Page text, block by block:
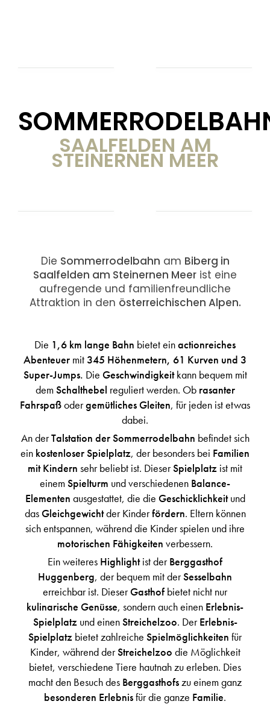
SAALFELDEN AM
STEINERNEN MEER
Die Sommerrodelbahn am Biberg in
Saalfelden am Steinernen Meer ist eine
aufregende und familienfreundliche
Attraktion in den österreichischen Alpen.
Die 1,6 km lange Bahn bietet einactionreiches
Abenteuer mit 345 Höhenmetern, 61 Kurven und 3
Super-Jumps. Die Geschwindigkeitkann bequem mit
demSchalthebel reguliert werden. Ob rasanter
Fahrspaßodergemütliches Gleiten, für jeden ist etwas
dabei.
An derTalstation der Sommerrodelbahn befindet sich
ein kostenloserSpielplatz, der besonders bei Familien
mit Kindern sehr beliebt ist. DieserSpielplatz ist mit
einemSpielturm und verschiedenen Balance-
Elementen ausgestattet, die die Geschicklichkeitund
dasGleichgewichtder Kinderfördern. Eltern können
sich entspannen, während die Kinder spielen und ihre
motorischen Fähigkeiten verbessern.
Ein weiteres Highlightist derBerggasthof
Huggenberg, der bequem mit derSesselbahn
erreichbar ist. DieserGasthof bietet nicht nur
kulinarische Genüsse, sondern auch einen Erlebnis-
Spielplatzund einenStreichelzoo. DerErlebnis-
Spielplatz bietet zahlreiche Spielmöglichkeiten für
Kinder, während derStreichelzoo die Möglichkeit
bietet, verschiedene Tiere hautnah zu erleben. Dies
macht den Besuch des Berggasthofs zu einem ganz
besonderen Erlebnisfür die ganze Familie.